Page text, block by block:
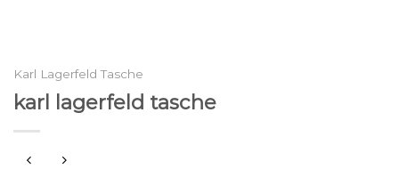
Karl Lagerfeld Tasche
karl lagerfeld tasche